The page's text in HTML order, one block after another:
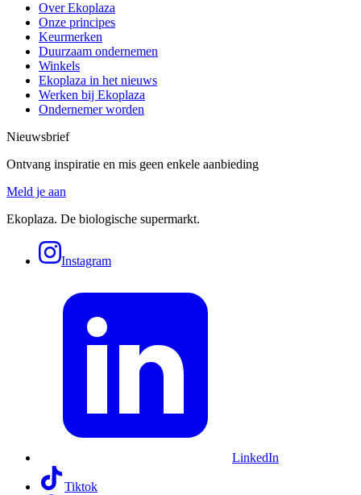
Over Ekoplaza
Onze principes
Keurmerken
Duurzaam ondernemen
Winkels
Ekoplaza in het nieuws
Werken bij Ekoplaza
Ondernemer worden
Nieuwsbrief
Ontvang inspiratie en mis geen enkele aanbieding
Meld je aan
Ekoplaza. De biologische supermarkt.
Instagram
LinkedIn
Tiktok